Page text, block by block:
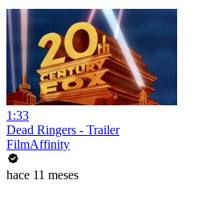
1:33
Dead Ringers - Trailer
FilmAffinity
hace 11 meses